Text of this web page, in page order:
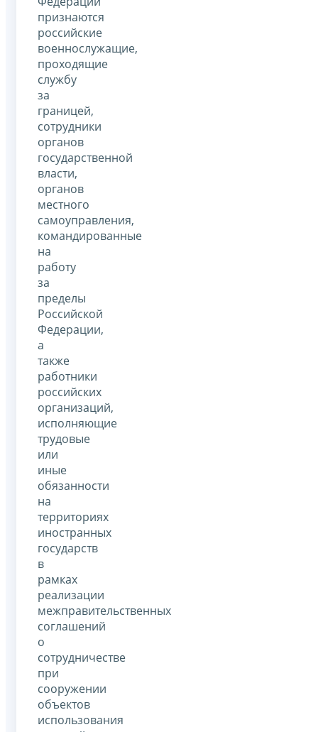
признаются
российские
военнослужащие,
проходящие
службу
за
границей,
сотрудники
органов
государственной
власти,
органов
местного
самоуправления,
командированные
на
работу
за
пределы
Российской
Федерации,
а
также
работники
российских
организаций,
исполняющие
трудовые
или
иные
обязанности
на
территориях
иностранных
государств
в
рамках
реализации
межправительственных
соглашений
о
сотрудничестве
при
сооружении
объектов
использования